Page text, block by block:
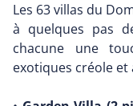
Les 63 villas du
à quelques pas
chacune une
exotiques créole et